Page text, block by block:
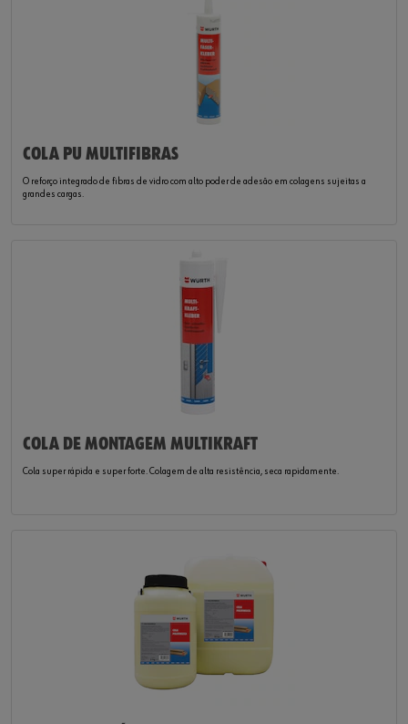
COLA PU MULTIFIBRAS
O reforço integrado de fibras de vidro com alto poder de adesão em colagens sujeitas a
grandes cargas.
COLA DE MONTAGEM MULTIKRAFT
Cola super rápida e super forte. Colagem de alta resistência, seca rapidamente.